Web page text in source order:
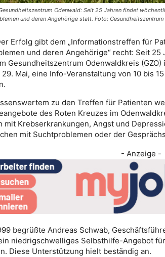
Odenwald: Seit 25 Jahren findet
und deren Angehörige statt. Foto:
Erfolg gibt dem „Informationstreffen für
und deren Angehörige“ recht: Seit
Gesundheitszentrum Odenwaldkreis
Mai, eine Info-Veranstaltung von 10 bis
zu den Treffen für Patienten
des Roten Kreuzes im
mit Krebserkrankungen, Angst und
mit Suchtproblemen oder der
- Anzeige -
begrüßte Andreas Schwab,
niedrigschwelliges Selbsthilfe-Angebot
Diese Unterstützung hielt beständig an.